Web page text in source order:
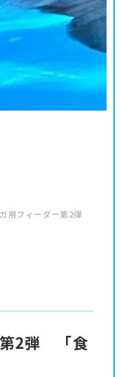
用フィーダー第2弾
第2弾 「食